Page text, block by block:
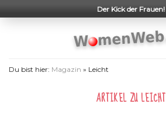
to
Der Kick der Frauen!
Du bist hier: Magazin » Leicht
ARTIKEL ZULEICHT